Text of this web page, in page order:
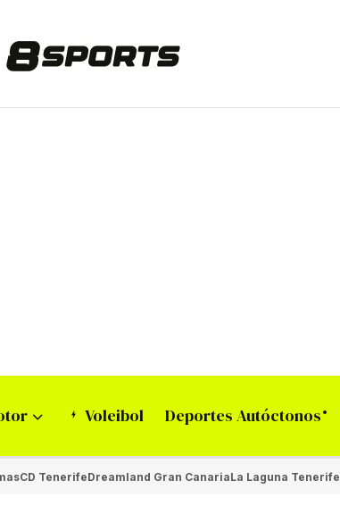
Voleibol Deportes Autóctonos
CD TenerifeDreamland Gran CanariaLa Laguna Tenerife